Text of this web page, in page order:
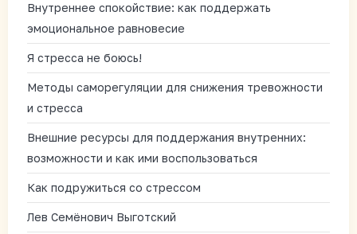
Внутреннее спокойствие: как поддержать
эмоциональное равновесие
Я стресса не боюсь!
Методы саморегуляции для снижения тревожности
и стресса
Внешние ресурсы для поддержания внутренних:
возможности и как ими воспользоваться
Как подружиться со стрессом
Лев Семёнович Выготский